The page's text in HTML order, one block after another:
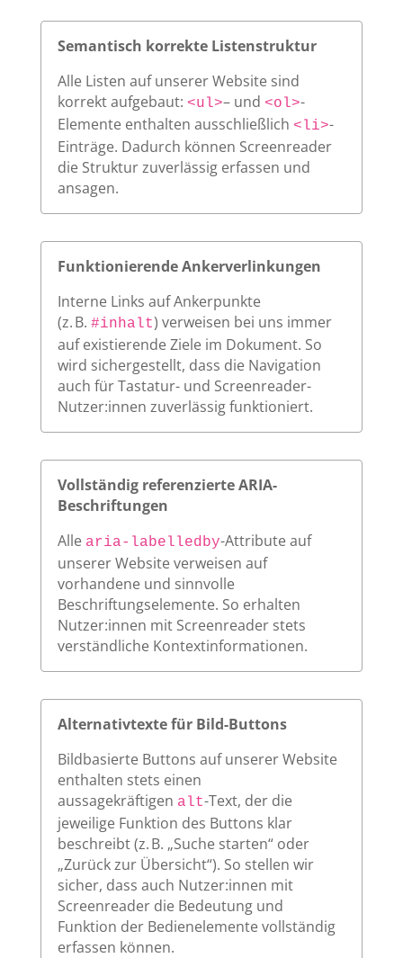
Semantisch korrekte Listenstruktur
Alle Listen auf unserer Website sind
korrekt aufgebaut: <ul>– und <ol>-
Elemente enthalten ausschließlich <li>-
Einträge. Dadurch können Screenreader
die Struktur zuverlässig erfassen und
ansagen.
Funktionierende Ankerverlinkungen
Interne Links auf Ankerpunkte
(z. B. #inhalt) verweisen bei uns immer
auf existierende Ziele im Dokument. So
wird sichergestellt, dass die Navigation
auch für Tastatur- und Screenreader-
Nutzer:innen zuverlässig funktioniert.
Vollständig referenzierte ARIA-
Beschriftungen
Alle aria-labelledby-Attribute auf
unserer Website verweisen auf
vorhandene und sinnvolle
Beschriftungselemente. So erhalten
Nutzer:innen mit Screenreader stets
verständliche Kontextinformationen.
Alternativtexte für Bild-Buttons
Bildbasierte Buttons auf unserer Website
enthalten stets einen
aussagekräftigen alt-Text, der die
jeweilige Funktion des Buttons klar
beschreibt (z. B. „Suche starten“ oder
„Zurück zur Übersicht“). So stellen wir
sicher, dass auch Nutzer:innen mit
Screenreader die Bedeutung und
Funktion der Bedienelemente vollständig
erfassen können.